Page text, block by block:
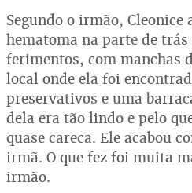
Segundo o irmão, Cleonice
hematoma na parte de trás
ferimentos, com manchas
local onde ela foi
preservativos e uma
dela era tão lindo e pelo
quase careca. Ele acabou
irmã. O que fez foi muita
irmão.